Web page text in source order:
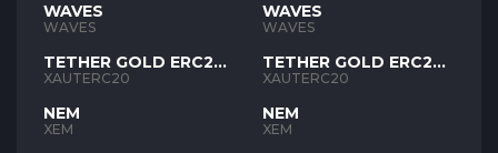
WAVES
WAVES
TETHER GOLD ERC20
XAUT
XAUTERC20
NEM
XEM
WAVES
WAVES
TETHER GOLD ERC20
XAUT
XAUTERC20
NEM
XEM